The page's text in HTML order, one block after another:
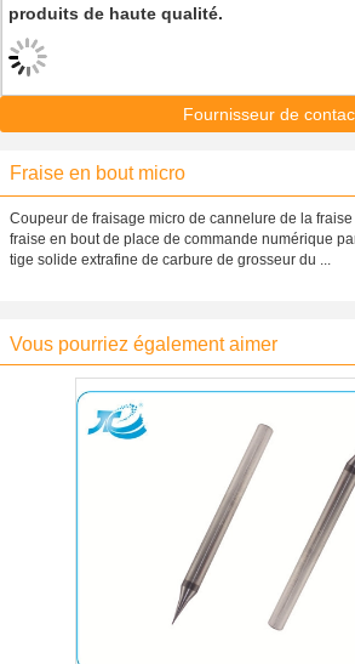
produits de haute qualité.
Fournisseur de
Fraise en bout micro
Coupeur de fraisage micro de cannelure de la
fraise en bout de place de commande numérique
tige solide extrafine de carbure de grosseur du ...
Vous pourriez également aimer